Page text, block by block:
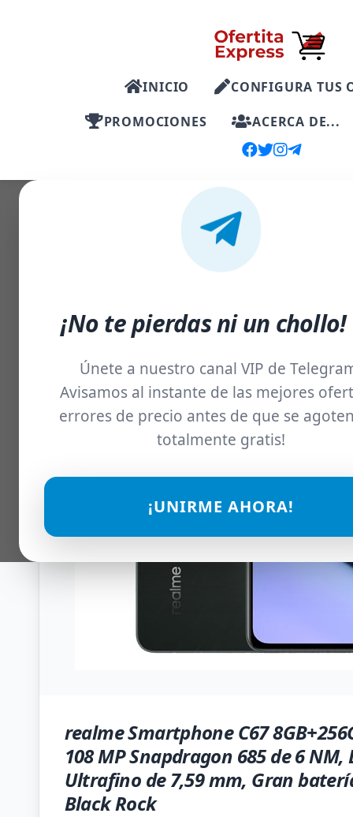
INICIO
CONFIGURA TUS
PROMOCIONES
ACERCA DE...
¡No te pierdas ni un
Únete a nuestro canal VIP de
Avisamos al instante de las mejores
errores de precio antes de que se
totalmente gratis!
¡UNIRME AHORA!
realme Smartphone C67
108 MP Snapdragon 685 de 6 NM,
Ultrafino de 7,59 mm, Gran
Black Rock